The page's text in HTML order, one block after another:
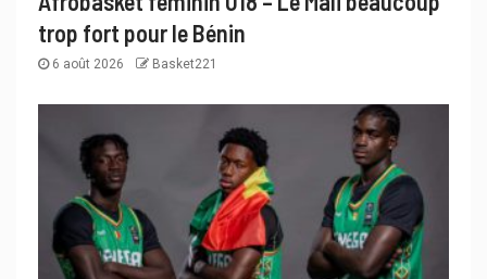
trop fort pour le Bénin
6 août 2026 Basket221